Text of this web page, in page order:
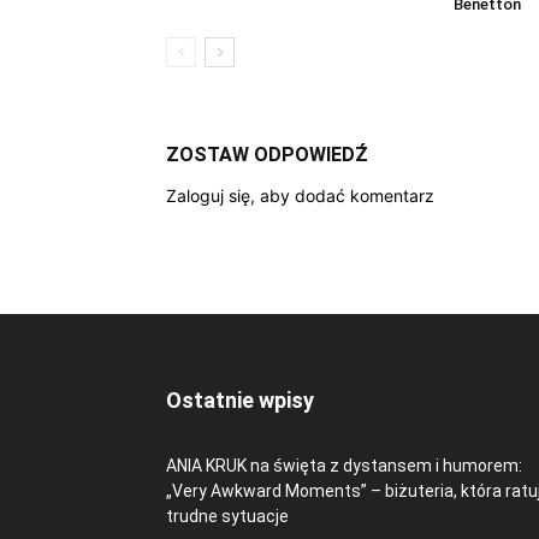
Benetton
ZOSTAW ODPOWIEDŹ
Zaloguj się, aby dodać komentarz
Ostatnie wpisy
ANIA KRUK na święta z dystansem i humorem:
„Very Awkward Moments” – biżuteria, która
trudne sytuacje